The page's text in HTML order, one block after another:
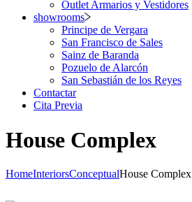
Outlet Armarios y Vestidores
showrooms
Principe de Vergara
San Francisco de Sales
Sainz de Baranda
Pozuelo de Alarcón
San Sebastián de los Reyes
Contactar
Cita Previa
House Complex
HomeInteriorsConceptualHouse Complex